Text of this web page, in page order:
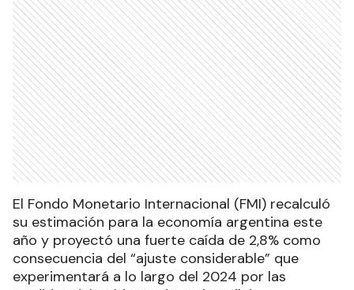
El Fondo Monetario Internacional (FMI) recalculó
su estimación para la economía argentina este
año y proyectó una fuerte caída de 2,8% como
consecuencia del “ajuste considerable” que
experimentará a lo largo del 2024 por las